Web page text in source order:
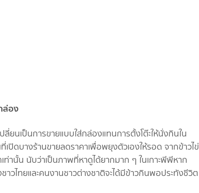
ล่อง
ยนเป็นการขายแบบใส่กล่องแทนการตั้งโต๊ะให้นั่งกินใน
ปิดบางร้านขายลดราคาเพื่อพยุงตัวเองให้รอด จากข้าวไข่
ท่านั้น นับว่าเป็นภาพที่หาดูได้ยากมาก ๆ ในเกาะพีพีหาก
วไทยและคนงานชาวต่างชาติจะได้มีข้าวกินพอประทังชีวิต